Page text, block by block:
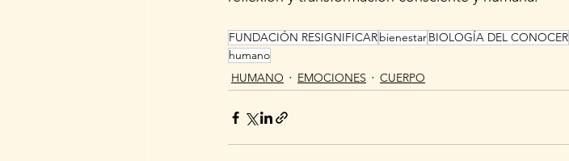
FUNDACIÓN RESIGNIFICARbienestarBIOLOGÍA DEL CONOCER
humano
HUMANO
EMOCIONES CUERPO